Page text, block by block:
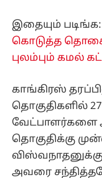
இதையும் படிங்க:
கொடுத்த
புலம்பும் கமல்
காங்கிரஸ்
தொகுதிகளில்
வேட்பாளர்களை
தொகுதிக்கு
அவரை